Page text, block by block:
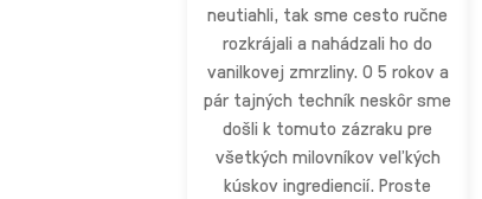
neutiahli, tak sme cesto ručne
rozkrájali a nahádzali ho do
vanilkovej zmrzliny. O 5 rokov a
pár tajných techník neskôr sme
došli k tomuto zázraku pre
všetkých milovníkov veľkých
kúskov ingrediencií. Proste